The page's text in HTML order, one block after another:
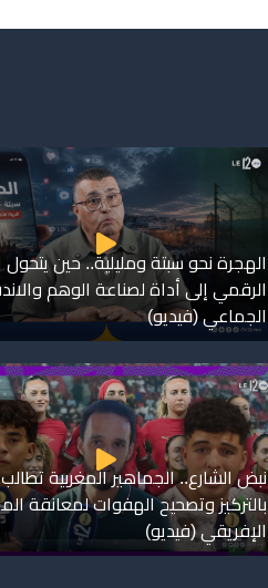
الهجرة نحو سبتة ومليلية.. حين يتحول
الرقمي إلى أداة لصناعة الوهم
الجماعي (فيديو)
نبض الشارع.. الجماهير المغربية تطالب
بالتركيز وتصحيح الهفوات لمعانقة
الإفريقي (فيديو)